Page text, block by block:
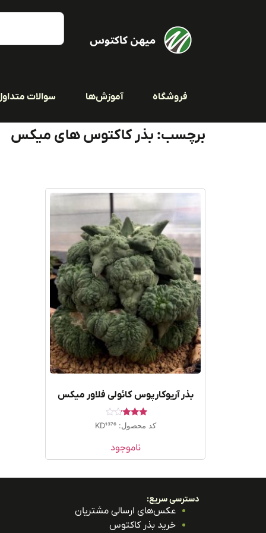
فروشگاه آموزش‌ها سوالات
برچسب: بذر کاکتوس های میکس
بذر آریوکارپوس کائولی فلاور میکس
امتیاز
3.00
کد محصول: KD1376
ناموجود
دسترسی سریع:
عکس‌های ارسالی مشتریان
خرید بذر کاکتوس